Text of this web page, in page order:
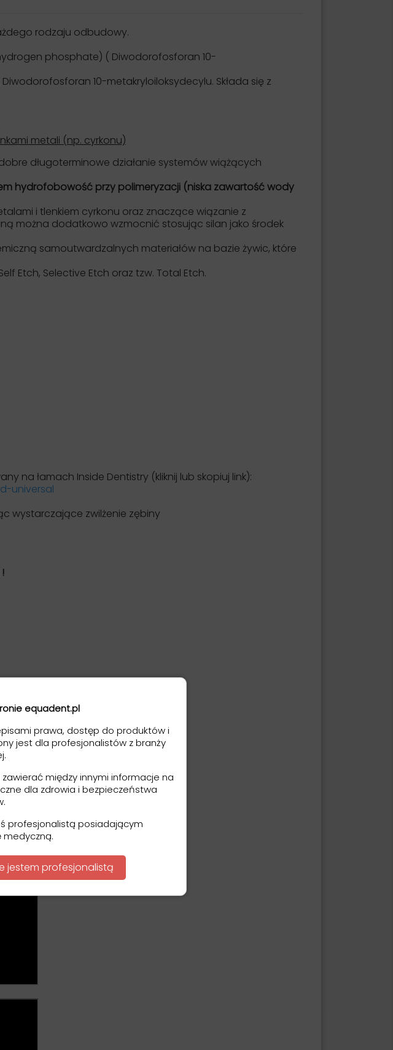
rodzaju odbudowy.
phosphate) ( Diwodorofosforan 10-
Diwodorofosforan 10-metakryloiloksydecylu. Składa się z
metali (np. cyrkonu)
długoterminowe działanie systemów wiążących
hydrofobowość przy polimeryzacji (niska zawartość wody
i tlenkiem cyrkonu oraz znaczące wiązanie z
można dodatkowo wzmocnić stosując silan jako środek
samoutwardzalnych materiałów na bazie żywic, które
Etch, Selective Etch oraz tzw. Total Etch.
na łamach Inside Dentistry (kliknij lub skopiuj link):
universal
wystarczające zwilżenie zębiny
equadent.pl
prawa, dostęp do produktów i
jest dla profesjonalistów z branży
między innymi informacje na
dla zdrowia i bezpieczeństwa
profesjonalistą posiadającym
medyczną.
jestem profesjonalistą